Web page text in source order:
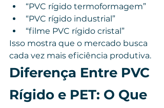
“PVC rígido termoformagem”
“PVC rígido industrial”
“filme PVC rígido cristal”
Isso mostra que o mercado busca
cada vez mais eficiência produtiva.
Diferença Entre PVC
Rígido e PET: O Que